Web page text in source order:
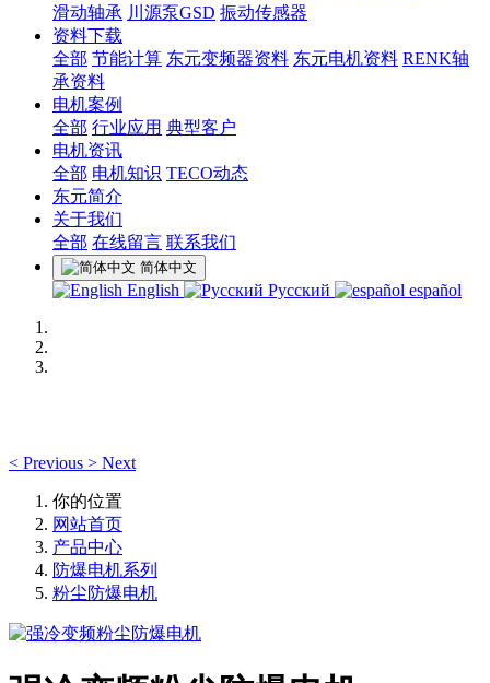
滑动轴承 川源泵GSD 振动传感器
资料下载
全部 节能计算 东元变频器资料 东元电机资料 RENK轴
承资料
电机案例
全部 行业应用 典型客户
电机资讯
全部 电机知识 TECO动态
东元简介
关于我们
全部 在线留言 联系我们
简体中文
English Русский español
< Previous > Next
你的位置
网站首页
产品中心
防爆电机系列
粉尘防爆电机